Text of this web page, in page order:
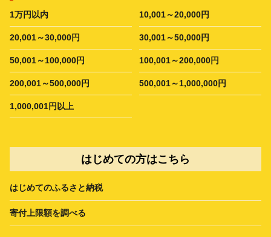
1万円以内 10,001～20,000円
20,001～30,000円 30,001～50,000円
50,001～100,000円 100,001～200,000円
200,001～500,000円 500,001～1,000,000円
1,000,001円以上
はじめての方はこちら
はじめてのふるさと納税
寄付上限額を調べる